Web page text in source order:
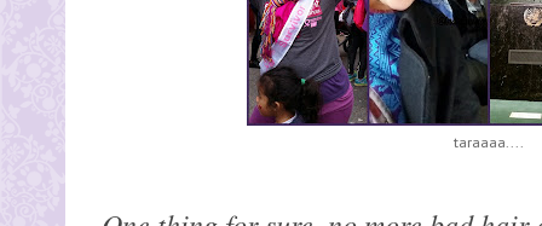
taraaaa....